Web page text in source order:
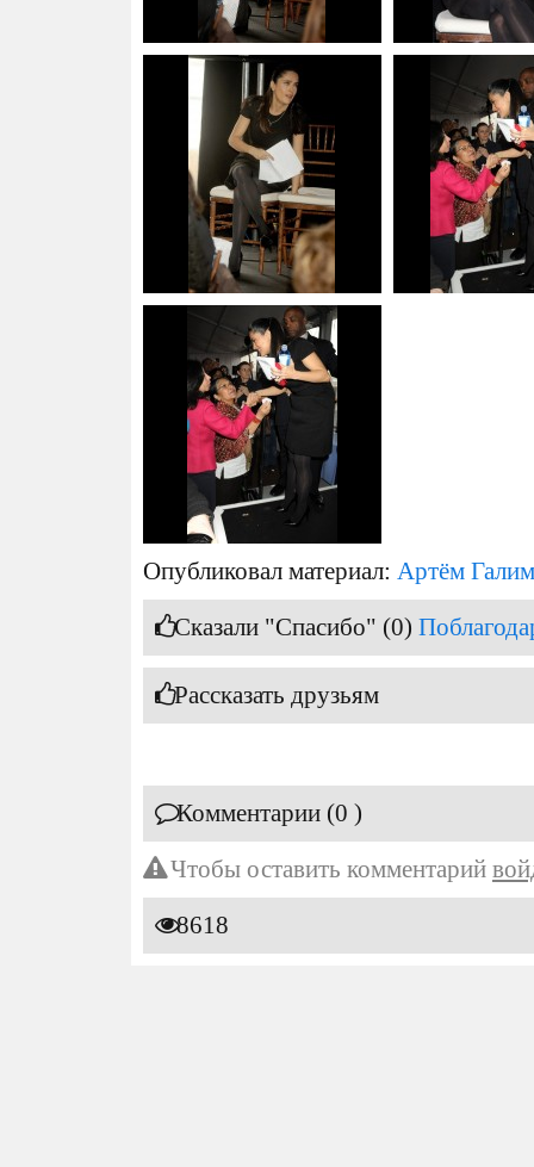
Опубликовал материал: Артём
Сказали "Спасибо" (0)
Рассказать друзьям
Комментарии (0 )
Чтобы оставить комментарий
8618